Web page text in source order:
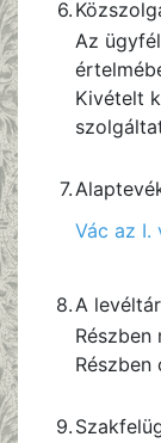
6.
Az
Kivételt
7.
Vác az I.
8. A
Részben
Részben
9.